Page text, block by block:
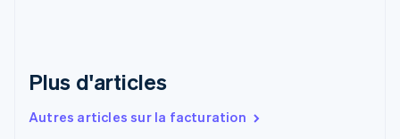
Plus d'articles
Autres articles sur la facturation
Español English
English